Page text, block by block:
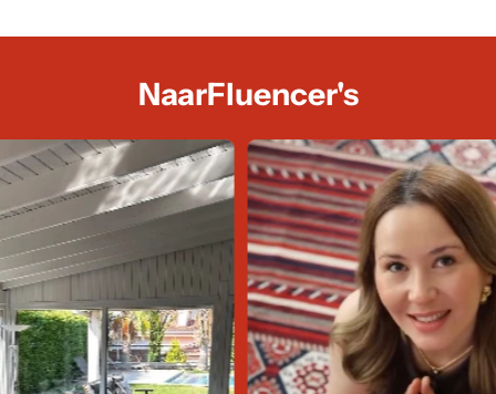
NaarFluencer's